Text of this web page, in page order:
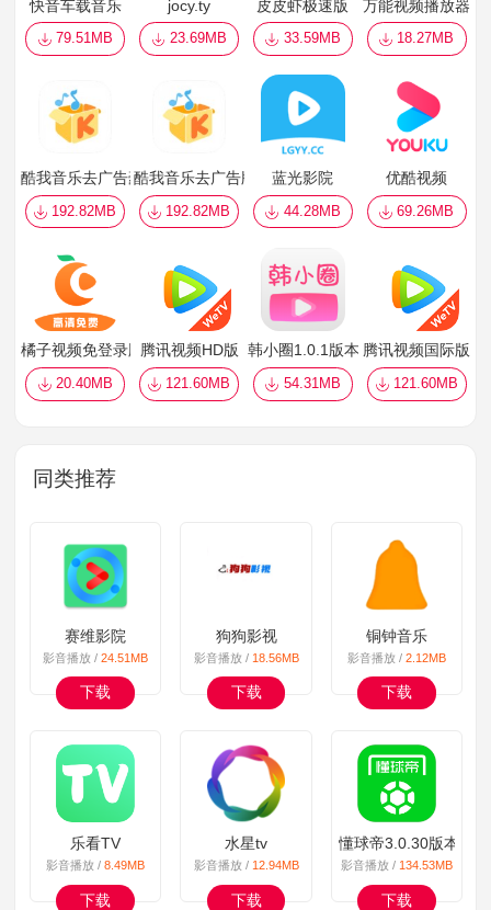
快音车载音乐
79.51MB
jocy.ty
23.69MB
皮皮虾极速版
33.59MB
万能视频播放器
18.27MB
酷我音乐去广告豪华VIP版
192.82MB
酷我音乐去广告版
192.82MB
蓝光影院
44.28MB
优酷视频
69.26MB
橘子视频免登录版
20.40MB
腾讯视频HD版
121.60MB
韩小圈1.0.1版本
54.31MB
腾讯视频国际版
121.60MB
同类推荐
赛维影院
影音播放 / 24.51MB
下载
狗狗影视
影音播放 / 18.56MB
下载
铜钟音乐
影音播放 /2.12MB
下载
乐看TV
影音播放 / 8.49MB
下载
水星tv
影音播放 / 12.94MB
下载
懂球帝3.0.30版本
影音播放 / 134.53MB
下载